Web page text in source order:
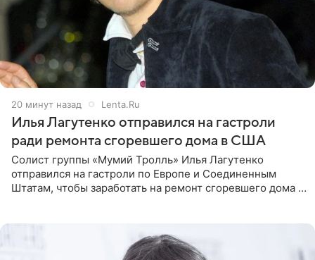
20 минут назад Lenta.Ru
Илья Лагутенко отправился на гастроли
ради ремонта сгоревшего дома в США
Солист группы «Мумий Тролль» Илья Лагутенко
отправился на гастроли по Европе и Соединенным
Штатам, чтобы заработать на ремонт сгоревшего дома в